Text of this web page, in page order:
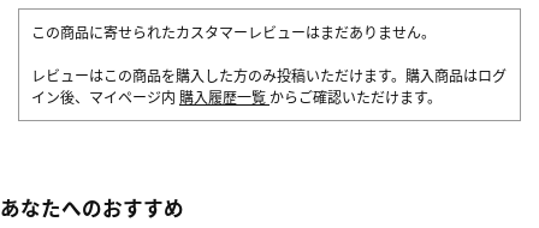
この商品に寄せられたカスタマーレビューはまだありません。
レビューはこの商品を購入した方のみ投稿いただけます。購入商品はログ
イン後、マイページ内 購入履歴一覧 からご確認いただけます。
あなたへのおすすめ